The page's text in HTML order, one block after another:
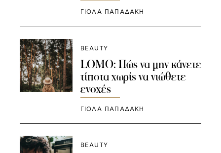
ΓΙΌΛΑ ΠΑΠΑΔΆΚΗ
BEAUTY
LOMO: Πώς να μην κάνετε
τίποτα χωρίς να νιώθετε
ενοχές
ΓΙΌΛΑ ΠΑΠΑΔΆΚΗ
BEAUTY